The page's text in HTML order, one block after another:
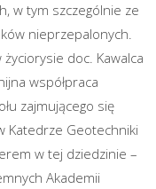
w tym szczególnie ze
nieprzepalonych.
doc. Kawalca
współpraca
zajmującego się
Katedrze Geotechniki
w tej dziedzinie –
Akademii